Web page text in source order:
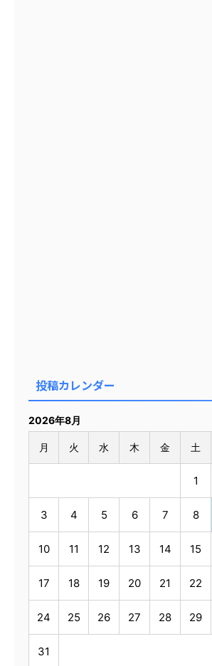
投稿カレンダー
2026年8月
月 火 水 木 金 土
1
3 4 5 6 7 8
10 11 12 13 14 15
17 18 19 20 21 22
24 25 26 27 28 29
31